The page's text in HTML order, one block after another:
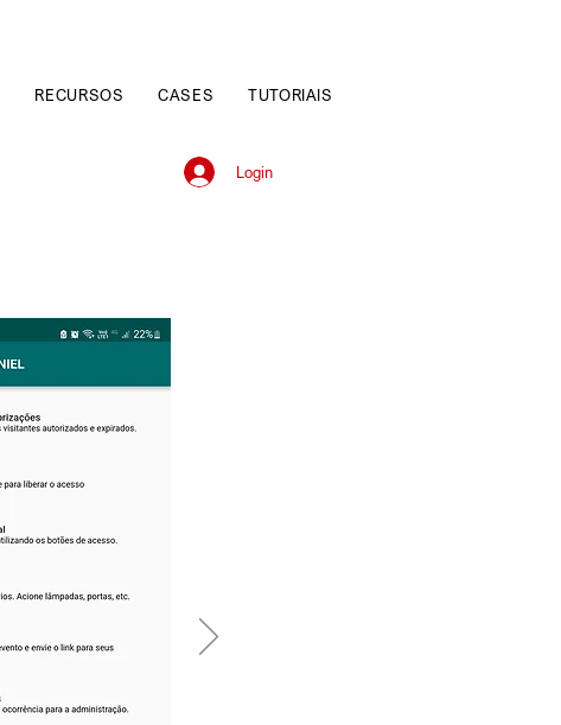
RECURSOS CASES TUTORIAIS
Login